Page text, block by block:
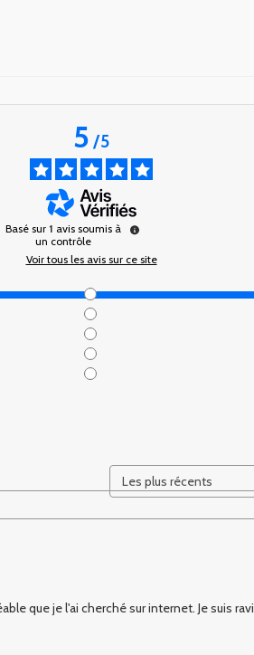
5/5
Basé sur 1 avis soumis à
un contrôle
Voir tous les avis sur ce site
que je l'ai cherché sur internet. Je suis